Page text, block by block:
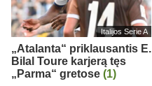
Italijos Serie A
„Atalanta“ priklausantis E.
Bilal Toure karjerą tęs
„Parma“ gretose (1)